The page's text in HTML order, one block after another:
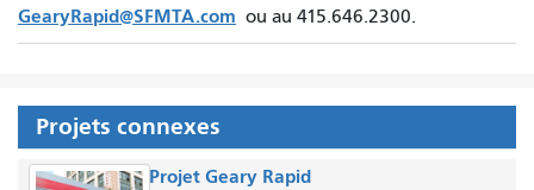
GearyRapid@SFMTA.com ou au 415.646.2300.
Projets connexes
Projet Geary Rapid